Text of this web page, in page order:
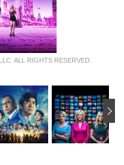
ALL RIGHTS RESERVED.